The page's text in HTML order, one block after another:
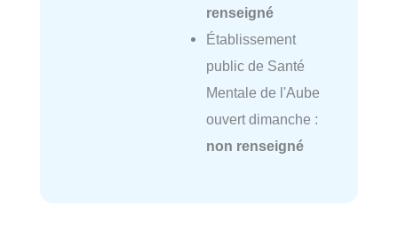
renseigné
Établissement
public de Santé
Mentale de l'Aube
ouvert dimanche :
non renseigné